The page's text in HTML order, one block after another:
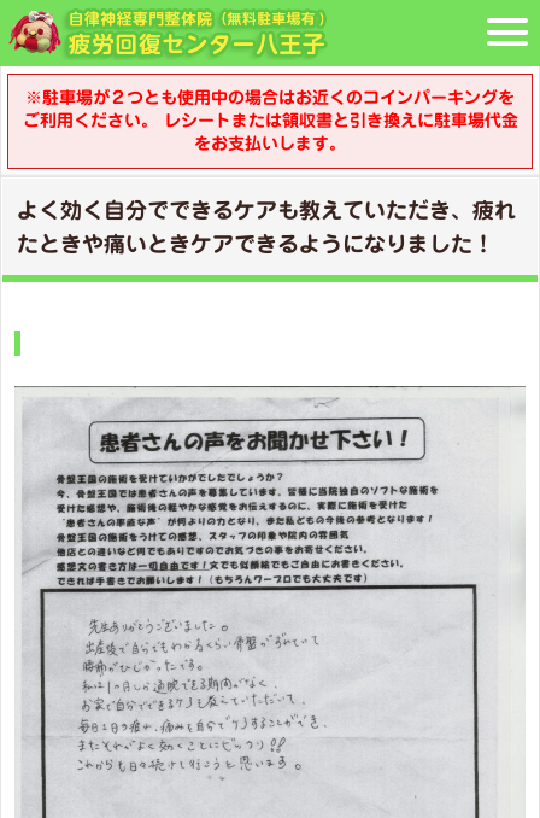
※駐車場が２つとも使用中の場合はお近くのコインパーキングを
ご利用ください。 レシートまたは領収書と引き換えに駐車場代金
をお支払いします。
よく効く自分でできるケアも教えていただき、疲れ
たときや痛いときケアできるようになりました！